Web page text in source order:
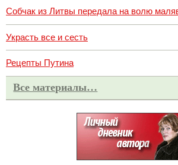
Собчак из Литвы передала на волю
Украсть все и сесть
Рецепты Путина
Все материалы…